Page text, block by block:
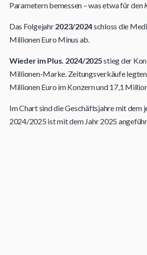
Parametern bemessen – was etwa für den
Das Folgejahr2023/2024schloss die
Millionen Euro Minus ab.
Wieder im Plus. 2024/2025stieg der
Millionen-Marke. Zeitungsverkäufe legten
Millionen Euro im Konzern und 17,1
Im Chart sind die Geschäftsjahre mit dem
2024/2025 ist mit dem Jahr 2025